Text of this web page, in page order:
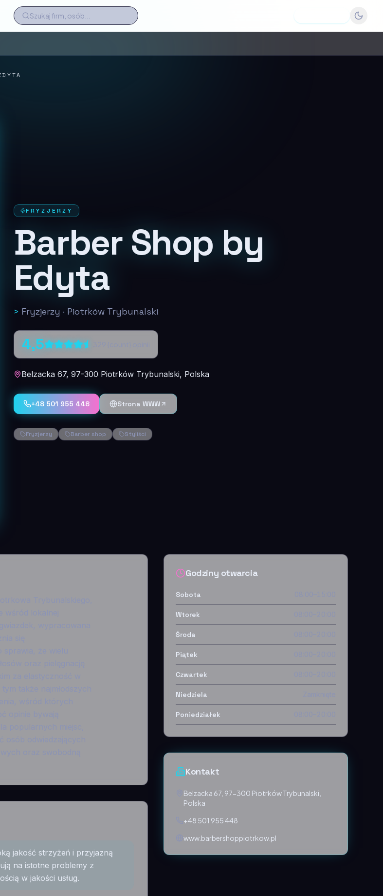
FRYZJERZY
Barber Shop by
Edyta
> Fryzjerzy · Piotrków Trybunalski
4,5
Belzacka 67, 97-300 Piotrków Trybunalski, Polska
+48 501 955 448 Strona WWW
Fryzjerzy Barber shop Styliści
jakość strzyżeń i przyjazną
na istotne problemy z
w jakości usług.
Godziny otwarcia
Sobota
Wtorek
Środa
Piątek
Czwartek
Niedziela
Poniedziałek
Kontakt
Belzacka 67, 97-300 Piotrków Trybunalski,
Polska
+48 501 955 448
www.barbershoppiotrkow.pl